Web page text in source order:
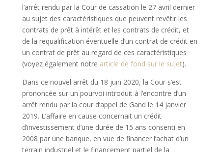
l’arrêt rendu par la Cour de cassation le 27 avril dernier
au sujet des caractéristiques que peuvent revêtir les
contrats de prêt à intérêt et les contrats de crédit, et
de la requalification éventuelle d’un contrat de crédit en
un contrat de prêt au regard de ces caractéristiques
(voyez également notre article de fond sur le sujet).
Dans ce nouvel arrêt du 18 juin 2020, la Cour s’est
prononcée sur un pourvoi introduit à l’encontre d’un
arrêt rendu par la cour d’appel de Gand le 14 janvier
2019. L’affaire en cause concernait un crédit
d’investissement d’une durée de 15 ans consenti en
2008 par une banque, en vue de financer l’achat d’un
terrain industriel et le financement partiel de la